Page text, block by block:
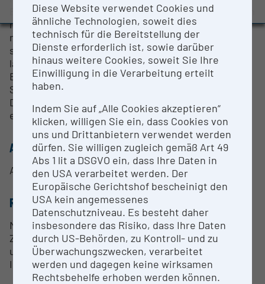
Bewirtschaftung zwischen und innerhalb der Reihen
möglich ist. Die präzise Steuerung reduziert den
manuellen Pflegeaufwand erheblich oder macht ihn
sogar überflüssig. Die integrierten Solarmodule
laden ein Batteriesystem für bis zu 24 Stunden
Betrieb auf. FarmDroid wird als Plattform für
Sensoren und optische Systeme zur
Datenerfassung und Erstellung digitaler Zwillinge
eingesetzt.
ANSPRECHPERSON
Alexander Bauer
RESEARCH SERVICES
Möglichkeiten für eine wissenschaftliche
Zusammenarbeit bestehen. Interessierte Forscher
und Institutionen werden gebeten, sich für weitere
Informationen an Alexander Bauer zu wenden.
Diese Website verwendet Cookies und
ähnliche Technologien, soweit dies
technisch für die Bereitstellung der
Dienste erforderlich ist, sowie darüber
hinaus weitere Cookies, soweit Sie Ihre
Einwilligung in die Verarbeitung erteilt
haben.
Indem Sie auf „Alle Cookies akzeptieren“
klicken, willigen Sie ein, dass Cookies von
uns und Drittanbietern verwendet werden
dürfen. Sie willigen zugleich gemäß Art 49
Abs 1 lit a DSGVO ein, dass Ihre Daten in
den USA verarbeitet werden. Der
Europäische Gerichtshof bescheinigt den
USA kein angemessenes
Datenschutzniveau. Es besteht daher
insbesondere das Risiko, dass Ihre Daten
durch US-Behörden, zu Kontroll- und zu
Überwachungszwecken, verarbeitet
werden und dagegen keine wirksamen
Rechtsbehelfe erhoben werden können.